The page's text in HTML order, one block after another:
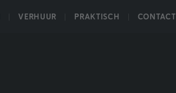
VERHUUR PRAKTISCH CONTACT